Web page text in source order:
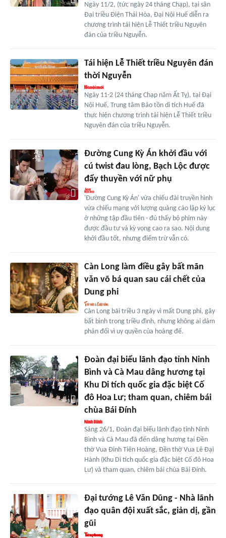
Ngày 11/2, (tức ngày 24 tháng Chạp), tại sân
Đại triều Điện Thái Hòa, Đại Nội Huế diễn ra
chương trình tái hiện Lễ Thiết triều Nguyên
đán của triều Nguyễn.
Tái hiện Lễ Thiết triều Nguyên đán
thời Nguyễn
Ngày 11-2 (24 tháng Chạp năm Ất Tỵ), tại Đại
Nội Huế, Trung tâm Bảo tồn di tích Huế đã
thực hiện chương trình tái hiện Lễ Thiết triều
Nguyên đán của triều Nguyễn.
Đường Cung Kỳ Án khởi đầu với
cú twist đau lòng, Bạch Lộc được
đẩy thuyền với nữ phụ
'Đường Cung Kỳ Án' vừa chiếu đài truyền hình
vừa chiếu mạng với lượng quảng cáo lập kỷ lục
ở những tập đầu tiên - đủ thấy bộ phim này
được đầu tư và kỳ vọng cao ra sao. Nội dung
khởi đầu tốt, nhưng điểm trừ vẫn có.
Càn Long làm điều gây bất mãn
văn võ bá quan sau cái chết của
Dung phi
Càn Long bãi triều 3 ngày vì mất Dung phi, gây
bất bình trong triều đình, nhưng không ai dám
phản đối vì uy quyền của hoàng đế.
Đoàn đại biểu lãnh đạo tỉnh Ninh
Bình và Cà Mau dâng hương tại
Khu Di tích quốc gia đặc biệt Cố
đô Hoa Lư; tham quan, chiêm bái
chùa Bái Đính
Sáng 26/1, Đoàn đại biểu lãnh đạo tỉnh Ninh
Bình và Cà Mau đã đến dâng hương tại Đền
thờ Vua Đinh Tiên Hoàng, Đền thờ Vua Lê Đại
Hành (Khu Di tích quốc gia đặc biệt Cố đô Hoa
Lư) và tham quan, chiêm bái chùa Bái Đính.
Đại tướng Lê Văn Dũng - Nhà lãnh
đạo quân đội xuất sắc, giản dị, gần
gũi